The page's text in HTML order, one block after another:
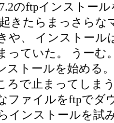
のftpインストー
きたらまっさらな
や、 インストール
っていた。 うーむ
ストールを始める
ろで止まってしま
ファイルをftpでダ
インストールを試